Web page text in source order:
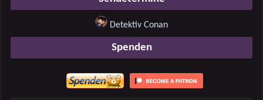
Detektiv Conan
Spenden